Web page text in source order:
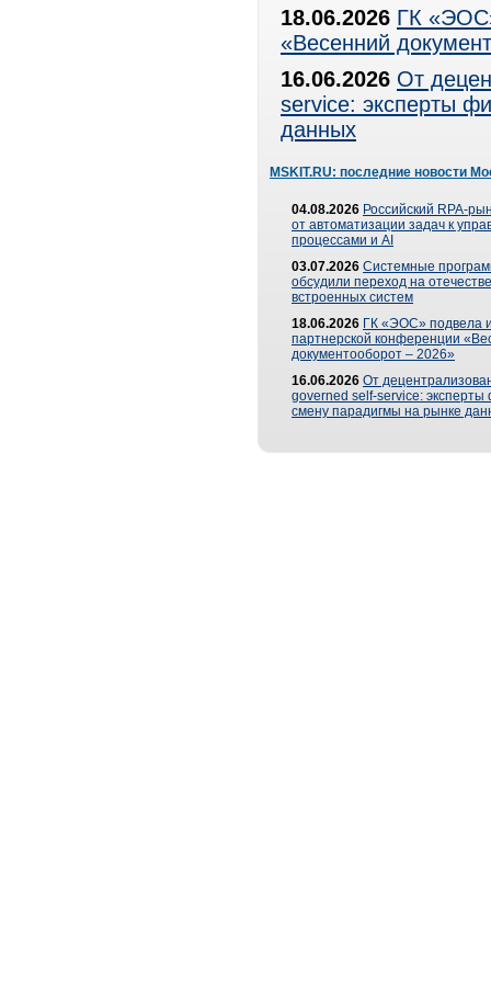
18.06.2026 ГК
«Весенний
16.06.2026 От
service: эксперты
данных
MSKIT.RU: последние новости
04.08.2026 Российский RPA-
от автоматизации задач к
процессами и AI
03.07.2026 Системные
обсудили переход на
встроенных систем
18.06.2026 ГК «ЭОС» подвела
партнерской конференции
документооборот – 2026»
16.06.2026 От
governed self-service: эксперты
смену парадигмы на рынке